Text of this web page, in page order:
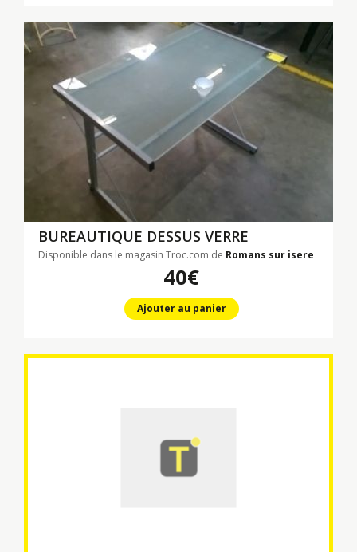
BUREAUTIQUE DESSUS VERRE
Disponible dans le magasin Troc.com de Romans sur isere
40€
Ajouter au panier